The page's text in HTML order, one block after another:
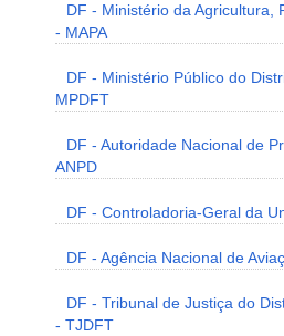
DF - Ministério da Agricultura,
- MAPA
DF - Ministério Público do
MPDFT
DF - Autoridade Nacional de
ANPD
DF - Controladoria-Geral da
DF - Agência Nacional de
DF - Tribunal de Justiça do
- TJDFT